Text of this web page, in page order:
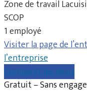
Zone de travail
SCOP
1 employé
Visiter la page de
l’entreprise
Comparer les devis
Gratuit – Sans